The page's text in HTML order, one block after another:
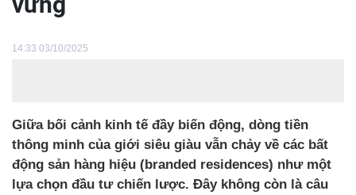
14:33 03/10/2025
Giữa bối cảnh kinh tế đầy biến động, dòng tiền
thông minh của giới siêu giàu vẫn chảy về các bất
động sản hàng hiệu (branded residences) như một
lựa chọn đầu tư chiến lược. Đây không còn là câu